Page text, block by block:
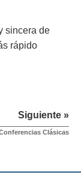
sincera de
rápido
Siguiente »
Clásicas